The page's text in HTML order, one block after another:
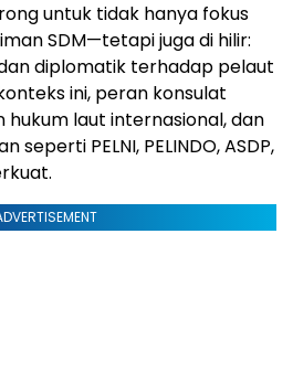
untuk tidak hanya fokus
SDM—tetapi juga di hilir:
diplomatik terhadap pelaut
ini, peran konsulat
laut internasional, dan
seperti PELNI, PELINDO, ASDP,